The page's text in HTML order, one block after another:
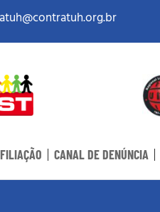
FILIAÇÃO CANAL DE DENÚNCIA